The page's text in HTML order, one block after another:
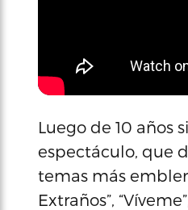
Luego de 10 años
espectáculo, que
temas más
Extraños”,